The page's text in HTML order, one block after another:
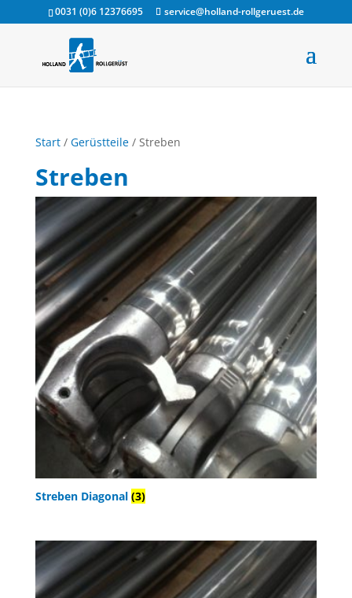
0031 (0)6 12376695 service@holland-rollgeruest.de
Start/ Gerüstteile/ Streben
Streben
Streben Diagonal (3)